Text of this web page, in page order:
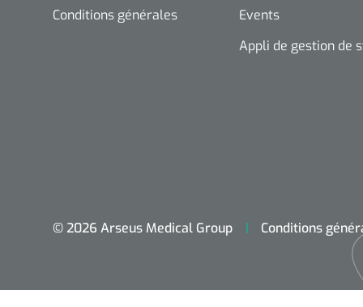
Conditions générales
Events
Appli de gestion de
© 2026 Arseus Medical Group Conditions